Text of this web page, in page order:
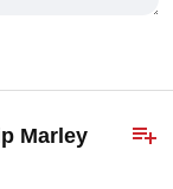
playlist_add
Marley